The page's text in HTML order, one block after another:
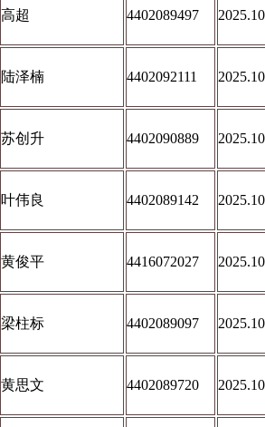
高超 4402089497
陆泽楠 4402092111
苏创升 4402090889
叶伟良 4402089142
黄俊平 4416072027
梁柱标 4402089097
黄思文 4402089720